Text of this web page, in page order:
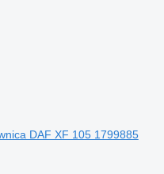
DAF XF 105 1799885